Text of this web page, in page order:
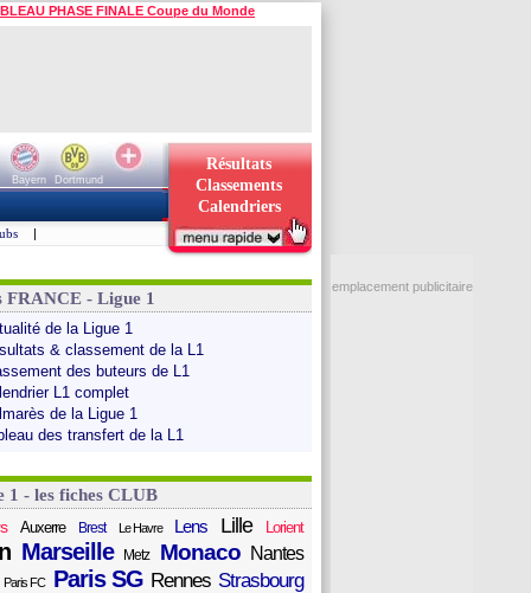
PHASE FINALE Coupe du Monde
Bayern
Dortmund
Résultats
Classements
Calendriers
|
FRANCE - Ligue 1
de la Ligue 1
& classement de la L1
des buteurs de L1
L1 complet
de la Ligue 1
des transfert de la L1
1 - les fiches CLUB
Auxerre Brest Le Havre Lens Lille Lorient
Marseille Metz Monaco Nantes
Paris FC Paris SG Rennes Strasbourg
emplacement publicitaire